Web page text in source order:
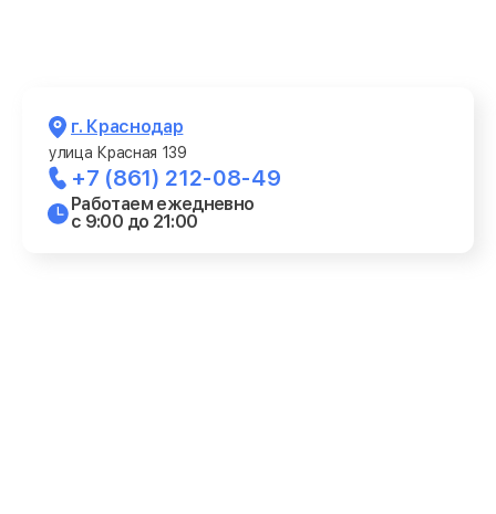
г. Краснодар
улица Красная 139
+7 (861) 212-08-49
Работаем ежедневно
с 9:00 до 21:00